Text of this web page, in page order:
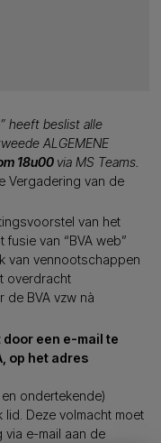
heeft beslist alle
ALGEMENE
18u00 via MS Teams.
Vergadering van de
van het
van “BVA web”
van vennootschappen
overdracht
de BVA vzw nà
door een e-mail te
op het adres
ondertekende)
Deze volmacht moet
e-mail aan de